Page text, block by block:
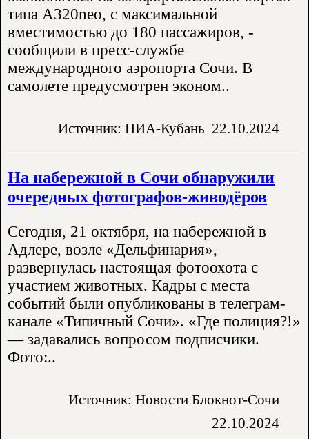
типа А320neo, с максимальной
вместимостью до 180 пассажиров, -
сообщили в пресс-службе
международного аэропорта Сочи. В
самолете предусмотрен эконом..
Источник: НИА-Кубань 22.10.2024
На набережной в Сочи обнаружили
очередных фотографов-живодёров
Сегодня, 21 октября, на набережной в
Адлере, возле «Дельфинария»,
развернулась настоящая фотоохота с
участием животных. Кадры с места
событий были опубликованы в телеграм-
канале «Типичный Сочи». «Где полиция?!»
— задавались вопросом подписчики.
Фото:..
Источник: Новости Блокнот-Сочи
22.10.2024